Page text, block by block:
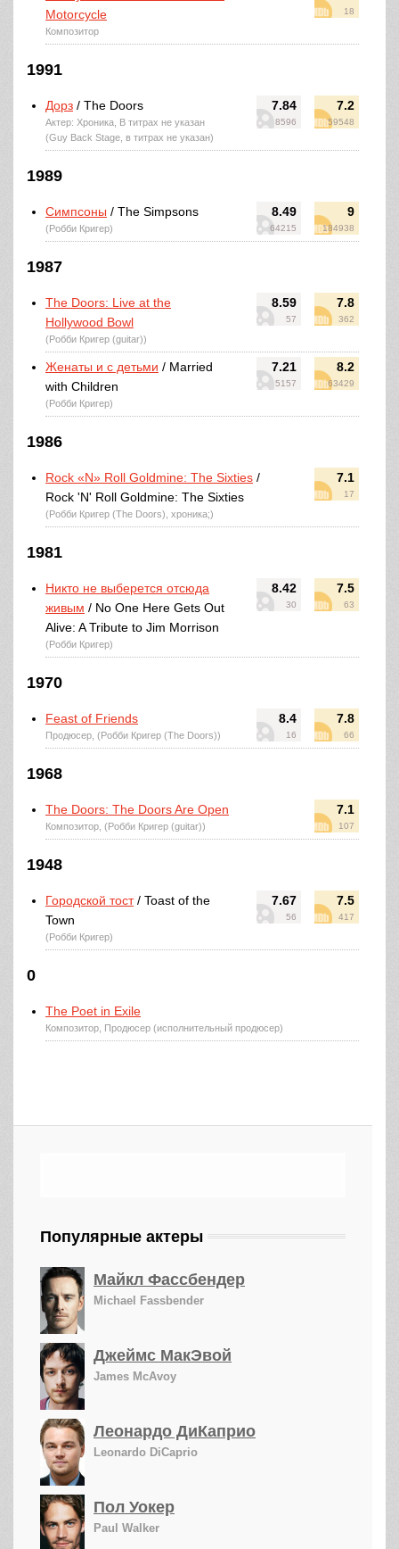
18
Motorcycle
Композитор
1991
7.84
8596
7.2
59548
Дорз / The Doors
Актер: Хроника, В титрах не указан
(Guy Back Stage, в титрах не указан)
1989
8.49
64215
9
184938
Симпсоны / The Simpsons
(Робби Кригер)
1987
8.59
57
7.8
362
The Doors: Live at the
Hollywood Bowl
(Робби Кригер (guitar))
7.21
5157
8.2
63429
Женаты и с детьми / Married
with Children
(Робби Кригер)
1986
7.1
17
Rock «N» Roll Goldmine: The Sixties /
Rock 'N' Roll Goldmine: The Sixties
(Робби Кригер (The Doors), хроника;)
1981
8.42
30
7.5
63
Никто не выберется отсюда
живым / No One Here Gets Out
Alive: A Tribute to Jim Morrison
(Робби Кригер)
1970
8.4
16
7.8
66
Feast of Friends
Продюсер, (Робби Кригер (The Doors))
1968
7.1
107
The Doors: The Doors Are Open
Композитор, (Робби Кригер (guitar))
1948
7.67
56
7.5
417
Городской тост/ Toast of the
Town
(Робби Кригер)
0
The Poet in Exile
Композитор, Продюсер (исполнительный продюсер)
Популярные актеры
Майкл Фассбендер
Michael Fassbender
Джеймс МакЭвой
James McAvoy
Леонардо ДиКаприо
Leonardo DiCaprio
Пол Уокер
Paul Walker